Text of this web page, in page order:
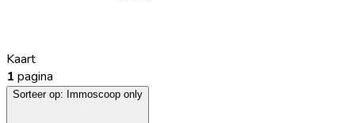
Kaart
1 pagina
Sorteer op: Immoscoop only